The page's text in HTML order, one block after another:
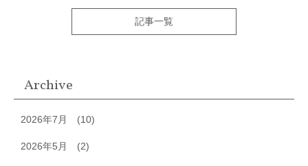
記事一覧
Archive
2026年7月 (10)
2026年5月 (2)